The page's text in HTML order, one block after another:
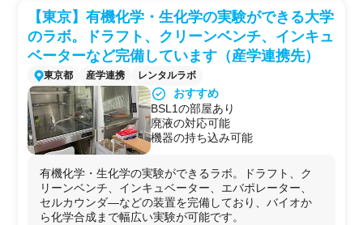
・精製・同定
・コンビナトリアルスクリーニング（ファージディスプ
レイ、SELEX）
・生化学的アッセイ
細胞アッセイ
・蛋白質発現・精製
・PCR
・ペプチド合成
・生体分子間相互作用解析
・蛍光イメージング
用途例
基礎実験用
【東京】有機化学・生化学の実験ができる大学
のラボ。ドラフト、クリーンベンチ、インキュ
ベーターなど完備しています（産学連携先）
東京都 産学連携 レンタルラボ
おすすめ
BSL1の部屋あり
廃液の対応可能
機器の持ち込み可能
有機化学・生化学の実験ができるラボ。ドラフト、ク
リーンベンチ、インキュベーター、エバポレーター、
セルカウンダ―などの装置を完備しており、バイオか
ら化学合成まで幅広い実験が可能です。